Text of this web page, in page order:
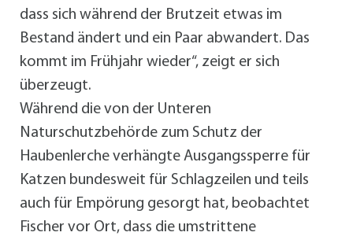
dass sich während der Brutzeit etwas im
Bestand ändert und ein Paar abwandert. Das
kommt im Frühjahr wieder“, zeigt er sich
überzeugt.
Während die von der Unteren
Naturschutzbehörde zum Schutz der
Haubenlerche verhängte Ausgangssperre für
Katzen bundesweit für Schlagzeilen und teils
auch für Empörung gesorgt hat, beobachtet
Fischer vor Ort, dass die umstrittene